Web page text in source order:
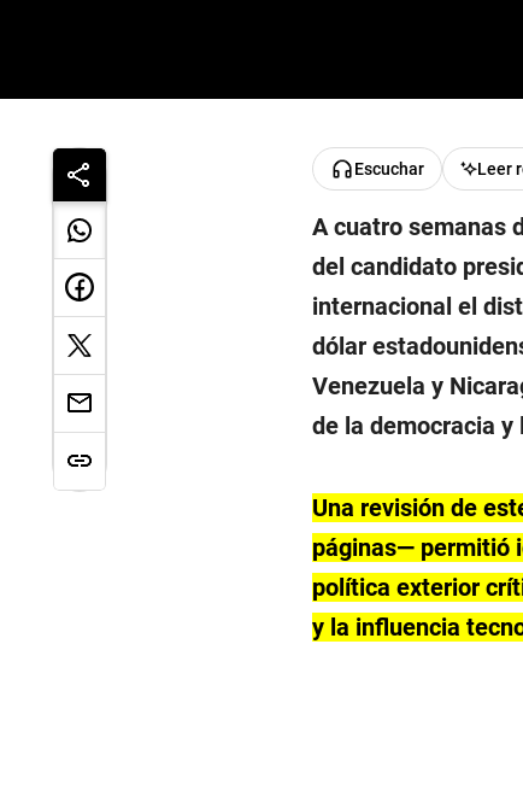
Escuchar Leer
A cuatro semanas
del candidato
internacional el
dólar
Venezuela y
de la democracia y
Una revisión de
páginas— permitió
política exterior
y la influencia